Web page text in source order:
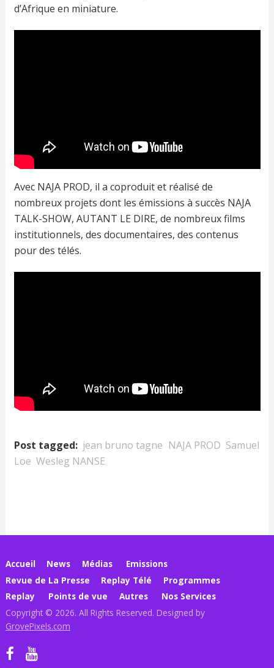
d’Afrique en miniature.
Avec NAJA PROD, il a coproduit et réalisé de
nombreux projets dont les émissions à succès NAJA
TALK-SHOW, AUTANT LE DIRE, de nombreux films
institutionnels, des documentaires, des contenus
pour des télés.
Post tagged: jean bruno tagne NAJA PROD Samuel
Loe Wesleg NANSE
Accueil News Médias
Emissions
Revue de La Presse
Replay Télé
Programmes
Replay
Points de vue Autres
Nos Services
Copyright © 2026. All Rights Reserved. Designed by
GrovePixels.com